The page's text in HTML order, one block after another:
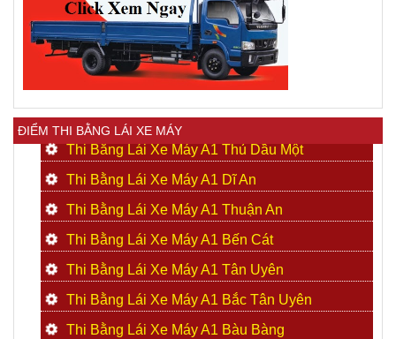
ĐIỂM THI BẰNG LÁI XE MÁY
Thi Bằng Lái Xe Máy A1 Thủ Dầu Một
Thi Bằng Lái Xe Máy A1 Dĩ An
Thi Bằng Lái Xe Máy A1 Thuận An
Thi Bằng Lái Xe Máy A1 Bến Cát
Thi Bằng Lái Xe Máy A1 Tân Uyên
Thi Bằng Lái Xe Máy A1 Bắc Tân Uyên
Thi Bằng Lái Xe Máy A1 Bàu Bàng